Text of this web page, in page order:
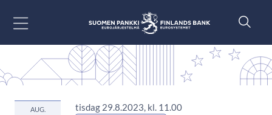
AUG.
tisdag 29.8.2023, kl. 11.00